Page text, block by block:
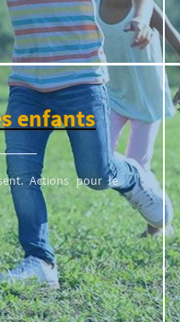
enfants
Actions pour le